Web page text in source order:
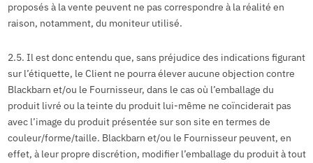
proposés à la vente peuvent ne pas correspondre à la réalité en
raison, notamment, du moniteur utilisé.
2.5. Il est donc entendu que, sans préjudice des indications figurant
sur l’étiquette, le Client ne pourra élever aucune objection contre
Blackbarn et/ou le Fournisseur, dans le cas où l’emballage du
produit livré ou la teinte du produit lui-même ne coïnciderait pas
avec l’image du produit présentée sur son site en termes de
couleur/forme/taille. Blackbarn et/ou le Fournisseur peuvent, en
effet, à leur propre discrétion, modifier l’emballage du produit à tout